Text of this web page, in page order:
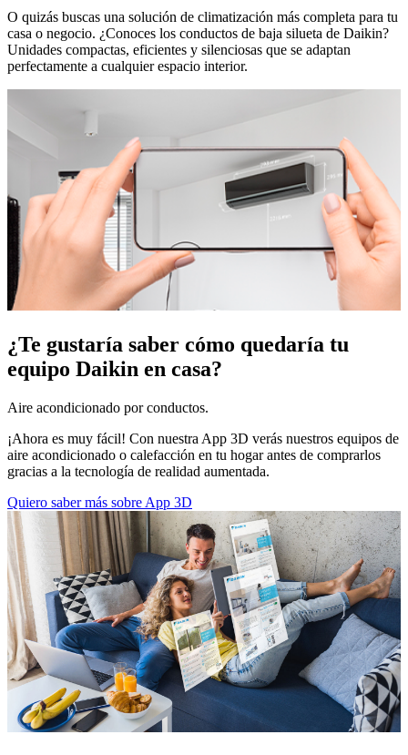
O quizás buscas una solución de climatización más completa para tu
casa o negocio. ¿Conoces los conductos de baja silueta de Daikin?
Unidades compactas, eficientes y silenciosas que se adaptan
perfectamente a cualquier espacio interior.
¿Te gustaría saber cómo quedaría tu
equipo Daikin en casa?
Aire acondicionado por conductos.
¡Ahora es muy fácil! Con nuestra App 3D verás nuestros equipos de
aire acondicionado o calefacción en tu hogar antes de comprarlos
gracias a la tecnología de realidad aumentada.
Quiero saber más sobre App 3D